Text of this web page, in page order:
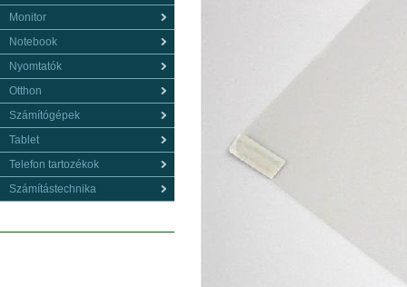
Monitor
Notebook
Nyomtatók
Otthon
Számítógépek
Tablet
Telefon tartozékok
Számítástechnika